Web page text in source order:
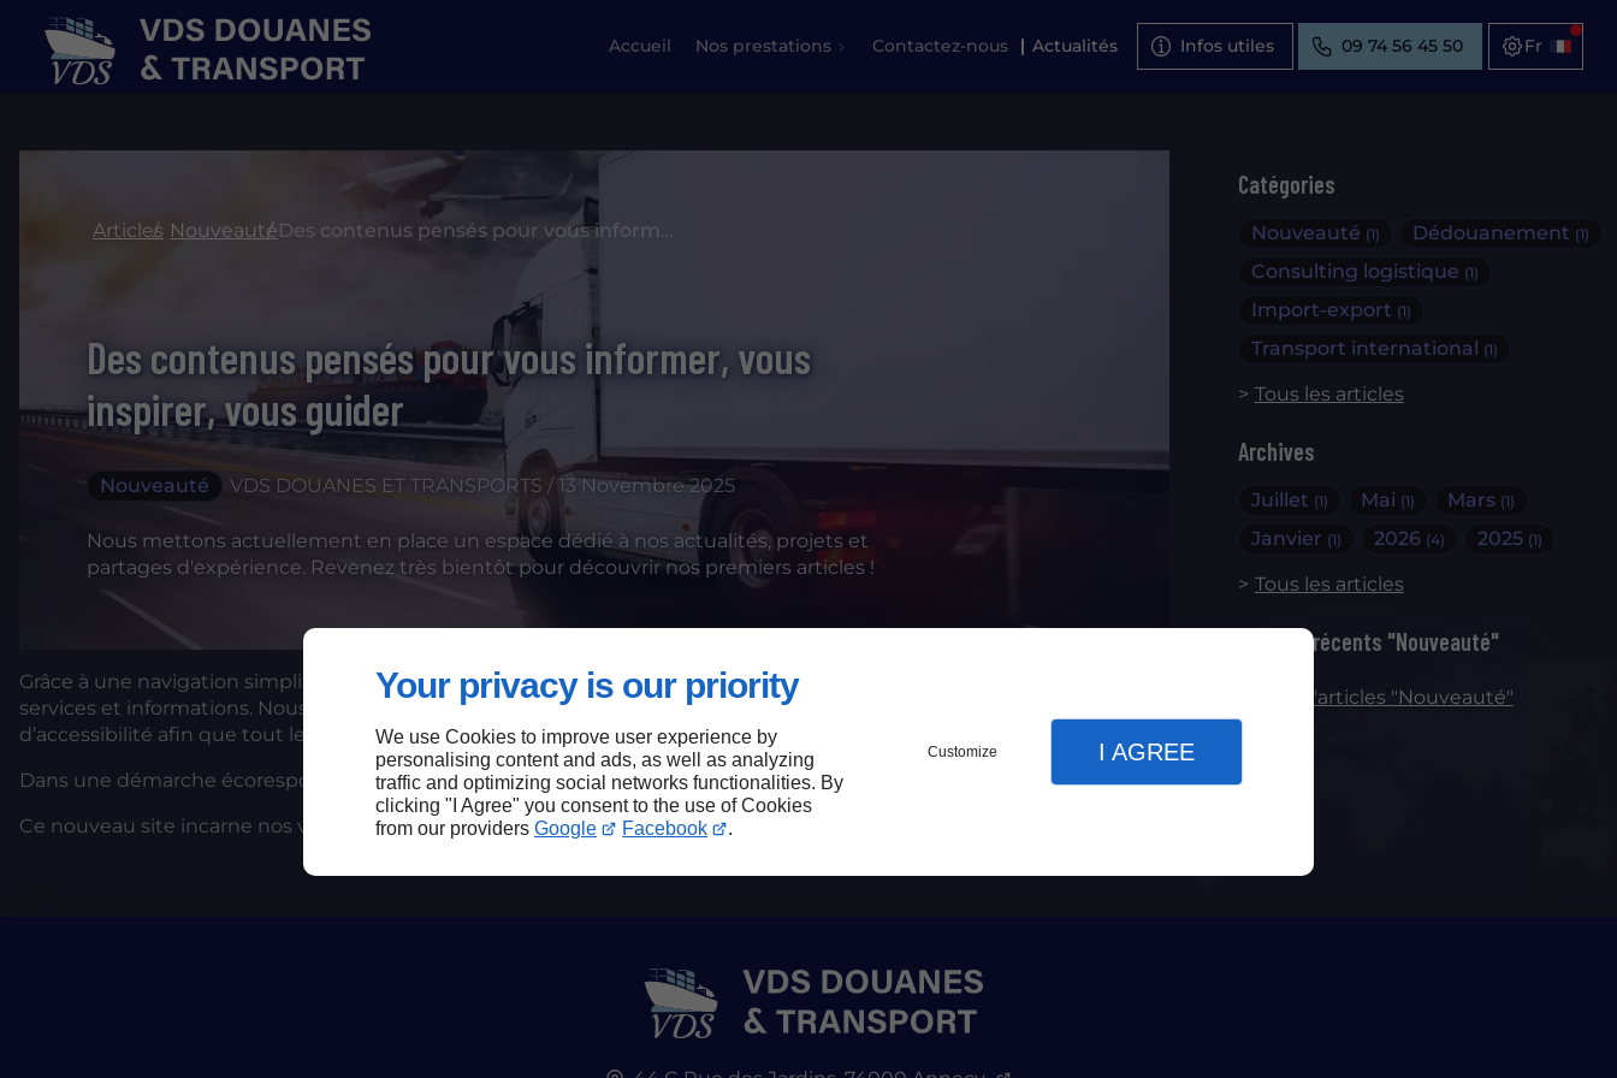
Your privacy is our priority
We use Cookies to improve user experience by
personalising content and ads, as well as analyzing
traffic and optimizing social networks functionalities. By
clicking "I Agree" you consent to the use of Cookies
from our providers Google Facebook .
Customize I AGREE
Accueil Nos prestations Contactez-nous Actualités Infos utiles 09 74 56 45 50
Catégories
Nouveauté (1) Dédouanement (1)
Consulting logistique (1)
Import-export (1)
Transport international (1)
Tous les articles
Archives
Juillet (1) Mai (1) Mars (1)
Janvier (1) 2026 (4) 2025 (1)
Tous les articles
Articles récents "Nouveauté"
Plus d'articles "Nouveauté"
Articles Nouveauté Des contenus pensés pour vous informer, vous inspirer, vous guider
Des contenus pensés pour vous informer, vous
inspirer, vous guider
Nouveauté VDS DOUANES ET TRANSPORTS / 13 Novembre 2025
Nous mettons actuellement en place un espace dédié à nos actualités, projets et
partages d'expérience. Revenez très bientôt pour découvrir nos premiers articles !
Grâce à une navigation simplifiée et un design épuré, notre site permet à chacun d’accéder plus facilement à nos
services et informations. Nous avons également veillé à le rendre plus inclusif, en respectant les meilleures pratiques
d’accessibilité afin que tout le monde puisse en profiter pleinement.
Dans une démarche écoresponsable, nous avons optimisé notre site pour réduire notre empreinte numérique.
Ce nouveau site incarne nos valeurs et notre volonté d’allier performance, responsabilité et accessibilité.